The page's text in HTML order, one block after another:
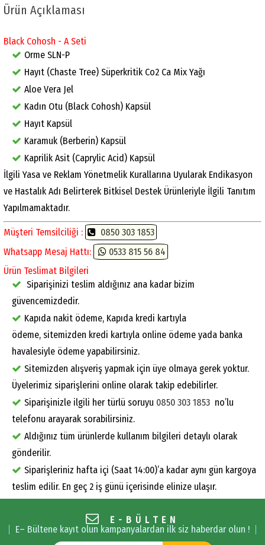
Ürün Açıklaması
Black Cohosh - A Seti
Orme SLN-P
Hayıt (Chaste Tree) Süperkritik Co2 Ca Mix Yağı
Aloe Vera Jel
Kadın Otu (Black Cohosh) Kapsül
Hayıt Kapsül
Karamuk (Berberin) Kapsül
Kaprilik Asit (Caprylic Acid) Kapsül
İlgili Yasa ve Reklam Yönetmelik Kurallarına Uyularak Endikasyon
ve Hastalık Adı Belirterek Bitkisel Destek Ürünleriyle İlgili Tanıtım
Yapılmamaktadır.
Müşteri Temsilciliği :
0850 303 1853
Whatsapp Mesaj Hattı:
0533 815 56 84
Ürün Teslimat Bilgileri
Siparişinizi teslim aldığınız ana kadar bizim
güvencemizdedir.
Kapıda nakit ödeme, Kapıda kredi kartıyla
ödeme, sitemizden kredi kartıyla online ödeme yada banka
havalesiyle ödeme yapabilirsiniz.
Sitemizden alışveriş yapmak için üye olmaya gerek yoktur.
Üyelerimiz siparişlerini online olarak takip edebilirler.
Siparişinizle ilgili her türlü soruyu 0850 303 1853 no’lu
telefonu arayarak sorabilirsiniz.
Aldığınız tüm ürünlerde kullanım bilgileri detaylı olarak
gönderilir.
Siparişleriniz hafta içi (Saat 14:00)’a kadar aynı gün kargoya
teslim edilir. En geç 2 iş günü içerisinde elinize ulaşır.
E-BÜLTEN
E– Bültene kayıt olun kampanyalardan ilk siz haberdar olun !